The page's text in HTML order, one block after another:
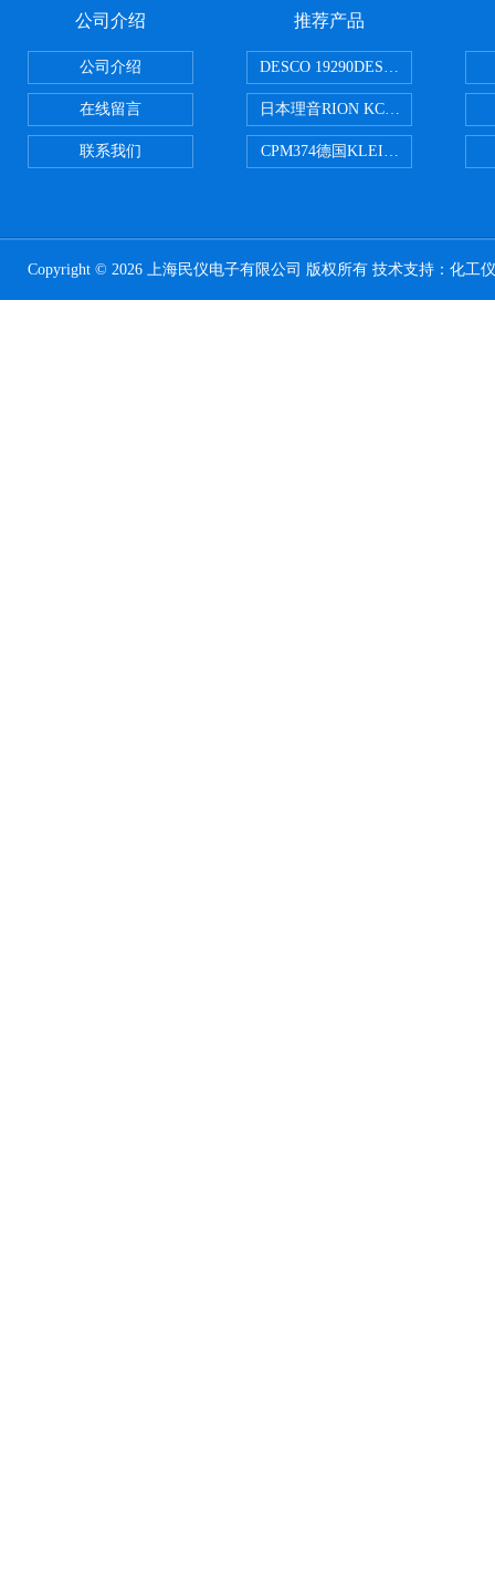
公司介绍
公司介绍
在线留言
联系我们
推荐产品
DESCO 19290DESCO 19290重锤
日本理音RION KC-51/KC-52便携
CPM374德国KLEINWAECHTER
Copyright © 2026 上海民仪电子有限公司 版权所有 技术支持： 化工